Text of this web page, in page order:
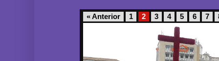
« Anterior 1 2 3 4 5 6 7